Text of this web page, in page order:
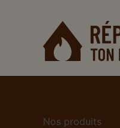
Nos produits